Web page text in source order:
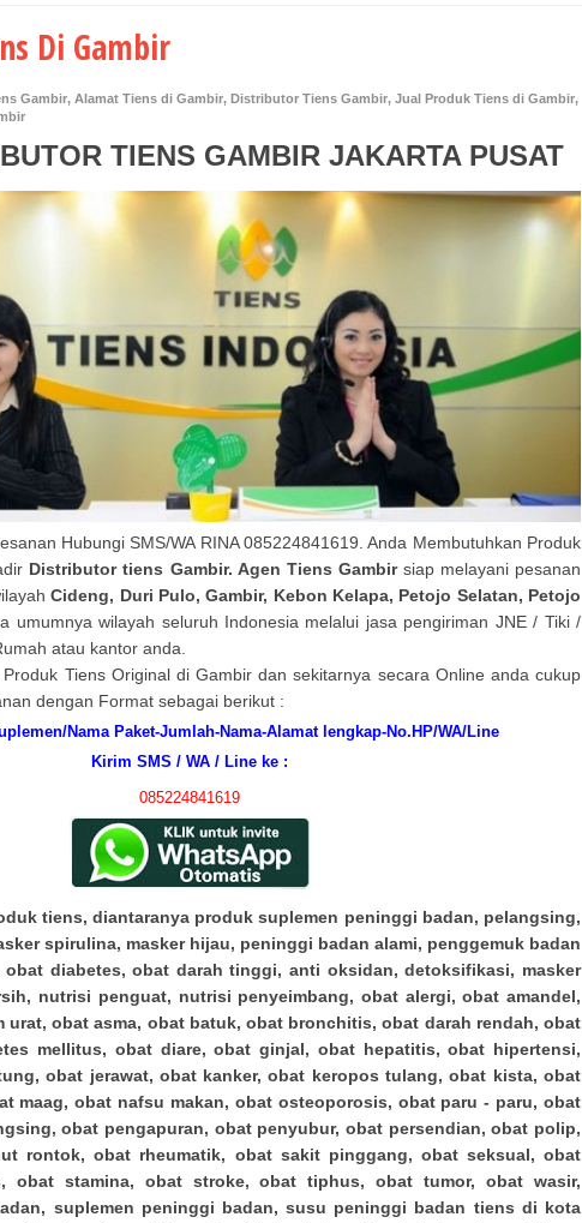
Di Gambir
Gambir, Alamat Tiens di Gambir, Distributor Tiens Gambir, Jual Produk Tiens di Gambir,
TIENS GAMBIR JAKARTA PUSAT
Hubungi SMS/WA RINA 085224841619. Anda Membutuhkan Produk
Distributor tiens Gambir. Agen Tiens Gambirsiap melayani pesanan
Cideng, Duri Pulo, Gambir, Kebon Kelapa, Petojo Selatan, Petojo
umumnya wilayah seluruh Indonesia melalui jasa pengiriman JNE / Tiki /
atau kantor anda.
Tiens Original di Gambir dan sekitarnya secara Online anda cukup
dengan Format sebagai berikut :
Nama Paket-Jumlah-Nama-Alamat lengkap-No.HP/WA/Line
Kirim SMS / WA / Line ke :
085224841619
tiens, diantaranya produk suplemen peninggi badan, pelangsing,
spirulina, masker hijau, peninggi badan alami, penggemuk badan
obat diabetes, obat darah tinggi, anti oksidan, detoksifikasi, masker
nutrisi penguat, nutrisi penyeimbang, obat alergi, obat amandel,
urat, obat asma, obat batuk, obat bronchitis, obat darah rendah, obat
mellitus, obat diare, obat ginjal, obat hepatitis, obat hipertensi,
obat jerawat, obat kanker, obat keropos tulang, obat kista, obat
maag, obat nafsu makan, obat osteoporosis, obat paru - paru, obat
obat pengapuran, obat penyubur, obat persendian, obat polip,
rontok, obat rheumatik, obat sakit pinggang, obat seksual, obat
obat stamina, obat stroke, obat tiphus, obat tumor, obat wasir,
suplemen peninggi badan, susu peninggi badan tiens di kota